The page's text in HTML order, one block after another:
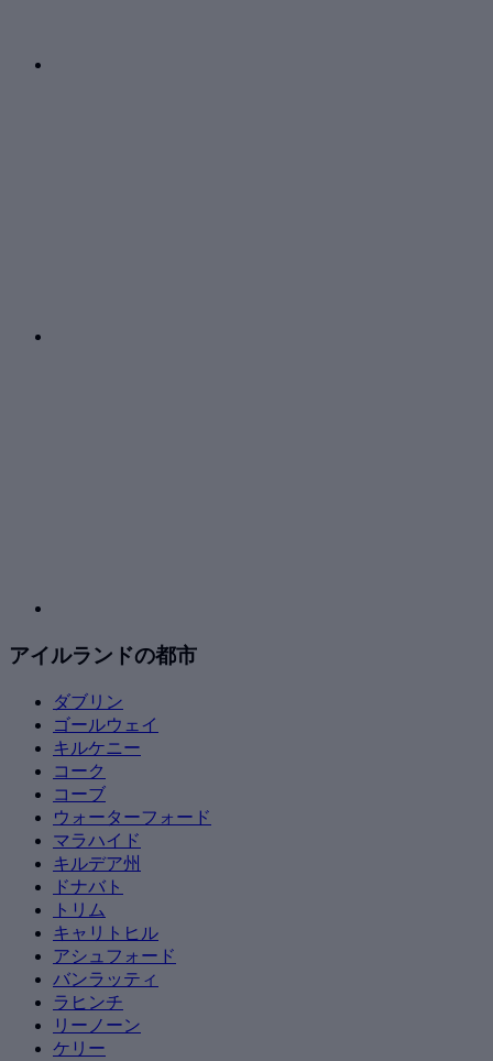
アイルランドの都市
ダブリン
ゴールウェイ
キルケニー
コーク
コーブ
ウォーターフォード
マラハイド
キルデア州
ドナバト
トリム
キャリトヒル
アシュフォード
バンラッティ
ラヒンチ
リーノーン
ケリー